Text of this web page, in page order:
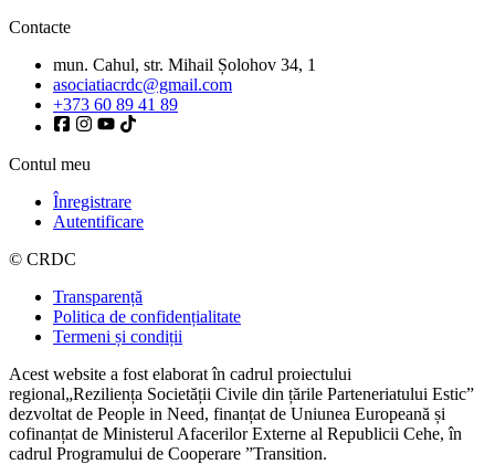
Contacte
mun. Cahul, str. Mihail Șolohov 34, 1
asociatiacrdc@gmail.com
+373 60 89 41 89
Contul meu
Înregistrare
Autentificare
© CRDC
Transparență
Politica de confidențialitate
Termeni și condiții
Acest website a fost elaborat în cadrul proiectului
regional„Reziliența Societății Civile din țările Parteneriatului Estic”
dezvoltat de People in Need, finanțat de Uniunea Europeană și
cofinanțat de Ministerul Afacerilor Externe al Republicii Cehe, în
cadrul Programului de Cooperare ”Transition.